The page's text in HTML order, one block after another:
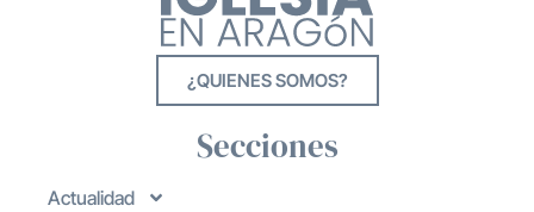
¿QUIENES SOMOS?
Secciones
Actualidad